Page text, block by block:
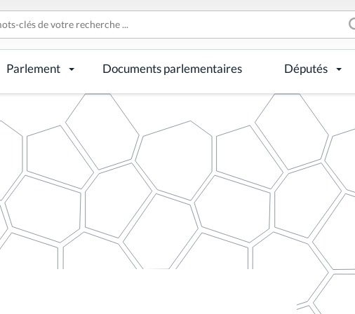
Parlement Documents parlementaires Députés